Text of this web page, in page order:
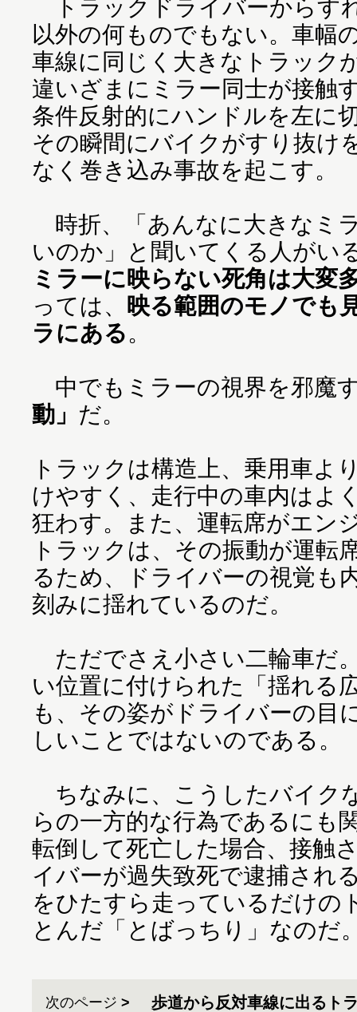
トラックドライバーからす
以外の何ものでもない。車幅
車線に同じく大きなトラック
違いざまにミラー同士が接触
条件反射的にハンドルを左に
その瞬間にバイクがすり抜け
なく巻き込み事故を起こす。
時折、「あんなに大きなミ
いのか」と聞いてくる人がい
ミラーに映らない死角は大変
っては、 映る範囲のモノでも
ラにある。
中でもミラーの視界を邪魔
動」 だ。
トラックは構造上、乗用車よ
けやすく、走行中の車内はよ
狂わす。また、運転席がエン
トラックは、その振動が運転
るため、ドライバーの視覚も
刻みに揺れているのだ。
ただでさえ小さい二輪車だ
い位置に付けられた「揺れる
も、その姿がドライバーの目
しいことではないのである。
ちなみに、こうしたバイク
らの一方的な行為であるにも
転倒して死亡した場合、接触
イバーが過失致死で逮捕され
をひたすら走っているだけの
とんだ「とばっちり」なのだ
次のページ 歩道から反対車線に出るト